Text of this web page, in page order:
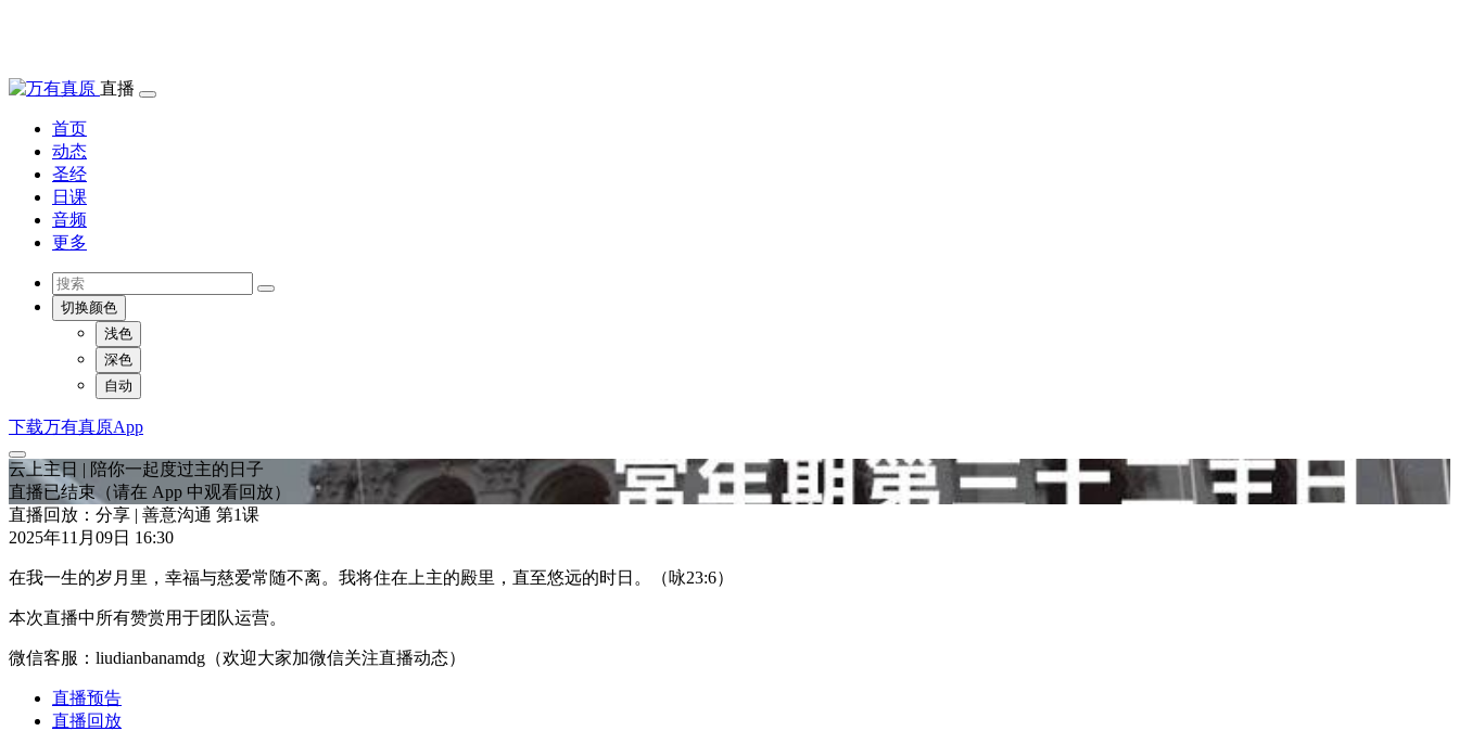
直播
首页
动态
圣经
日课
音频
更多
切换颜色
浅色
深色
自动
下载万有真原App
云上主日 | 陪你一起度过主的日子
直播已结束 （请在 App 中观看回放）
直播回放：分享 | 善意沟通 第1课
2025年11月09日 16:30
在我一生的岁月里，幸福与慈爱常随不离。我将住在上主的殿里，直至悠远的时日。（咏23:6）
本次直播中所有赞赏用于团队运营。
微信客服：liudianbanamdg（欢迎大家加微信关注直播动态）
直播预告
直播回放